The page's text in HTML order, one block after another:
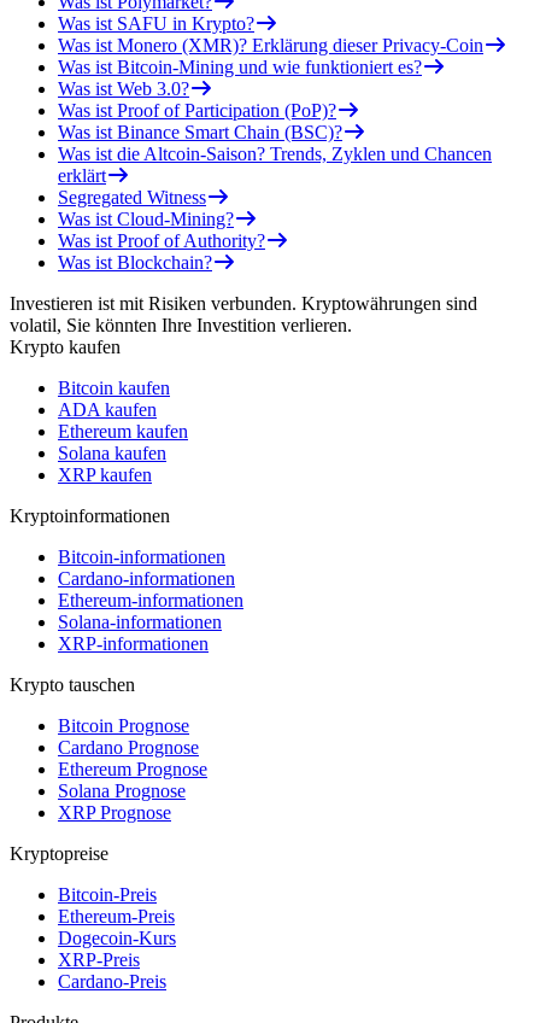
Was ist SAFU in Krypto?
Was ist Monero (XMR)? Erklärung dieser Privacy-Coin
Was ist Bitcoin-Mining und wie funktioniert es?
Was ist Web 3.0?
Was ist Proof of Participation (PoP)?
Was ist Binance Smart Chain (BSC)?
Was ist die Altcoin-Saison? Trends, Zyklen und Chancen
erklärt
Segregated Witness
Was ist Cloud-Mining?
Was ist Proof of Authority?
Was ist Blockchain?
Investieren ist mit Risiken verbunden. Kryptowährungen sind
volatil, Sie könnten Ihre Investition verlieren.
Krypto kaufen
Bitcoin kaufen
ADA kaufen
Ethereum kaufen
Solana kaufen
XRP kaufen
Kryptoinformationen
Bitcoin-informationen
Cardano-informationen
Ethereum-informationen
Solana-informationen
XRP-informationen
Krypto tauschen
Bitcoin Prognose
Cardano Prognose
Ethereum Prognose
Solana Prognose
XRP Prognose
Kryptopreise
Bitcoin-Preis
Ethereum-Preis
Dogecoin-Kurs
XRP-Preis
Cardano-Preis